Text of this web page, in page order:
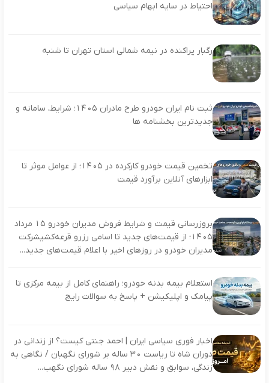
احتیاط در سایه ابهام سیاسی
رگبار پراکنده در نیمه شمالی استان تهران تا شنبه
ثبت نام ایران خودرو طرح مادران ۱۴۰۵؛ شرایط، سامانه و
جدیدترین بخشنامه ها
تخمین قیمت خودرو کارکرده در ۱۴۰۵؛ از عوامل موثر تا
ابزارهای آنلاین برآورد قیمت
بروزرسانی قیمت و شرایط فروش مدیران خودرو ۱۵ مرداد
۱۴۰۵؛ از قیمت‌های جدید تا اسامی رزرو قرعه‌کشیشرکت
مدیران خودرو در روزهای اخیر با اعلام قیمت‌های جدید...
استعلام بیمه بدنه خودرو؛ راهنمای کامل از بیمه مرکزی تا
پیامک و اپلیکیشن + پاسخ به سوالات رایج
اخبار فوری سیاسی ایران | احمد جنتی کیست؟ از زندانی در
دوران شاه تا ریاست ۳۰ ساله بر شورای نگهبان / نگاهی به
زندگی، سوابق و نقش دبیر ۹۸ ساله شورای نگهب...